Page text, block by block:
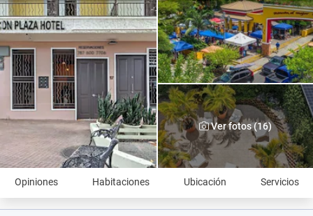
Ver fotos (16)
Opiniones Habitaciones Ubicación Servicios